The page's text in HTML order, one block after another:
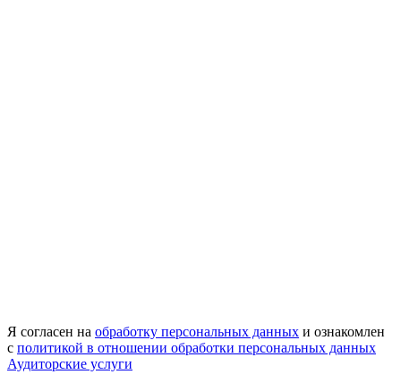
Я согласен на обработку персональных данных и ознакомлен
с политикой в отношении обработки персональных данных
Аудиторские услуги